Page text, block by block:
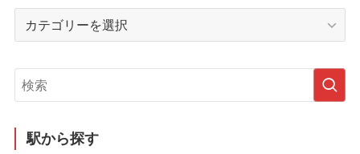
ブ
リ
ー
駅から探す